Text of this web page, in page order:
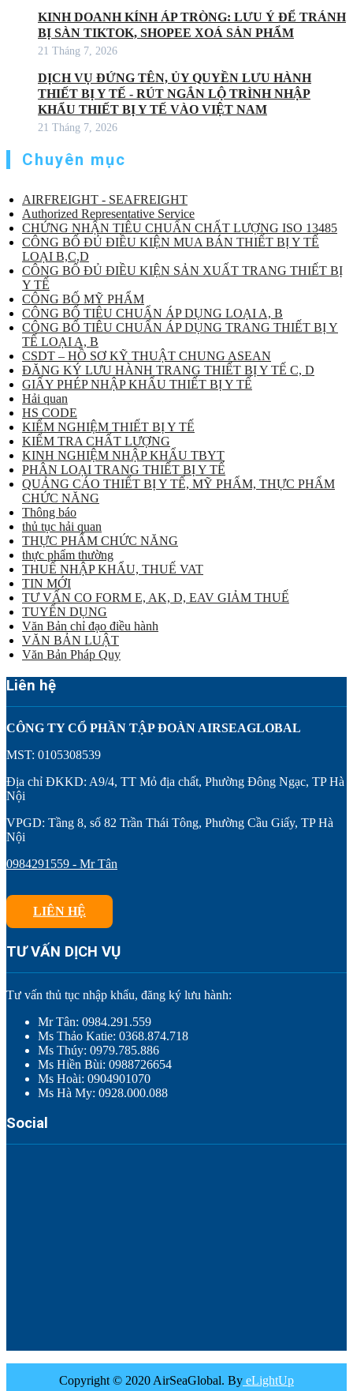
KINH DOANH KÍNH ÁP TRÒNG: LƯU Ý ĐỂ TRÁNH
BỊ SÀN TIKTOK, SHOPEE XOÁ SẢN PHẨM
21 Tháng 7, 2026
DỊCH VỤ ĐỨNG TÊN, ỦY QUYỀN LƯU HÀNH
THIẾT BỊ Y TẾ - RÚT NGẮN LỘ TRÌNH NHẬP
KHẨU THIẾT BỊ Y TẾ VÀO VIỆT NAM
21 Tháng 7, 2026
Chuyên mục
AIRFREIGHT - SEAFREIGHT
Authorized Representative Service
CHỨNG NHẬN TIÊU CHUẨN CHẤT LƯỢNG ISO 13485
CÔNG BỐ ĐỦ ĐIỀU KIỆN MUA BÁN THIẾT BỊ Y TẾ
LOẠI B,C,D
CÔNG BỐ ĐỦ ĐIỀU KIỆN SẢN XUẤT TRANG THIẾT BỊ
Y TẾ
CÔNG BỐ MỸ PHẨM
CÔNG BỐ TIÊU CHUẨN ÁP DỤNG LOẠI A, B
CÔNG BỐ TIÊU CHUẨN ÁP DỤNG TRANG THIẾT BỊ Y
TẾ LOẠI A, B
CSDT – HỒ SƠ KỸ THUẬT CHUNG ASEAN
ĐĂNG KÝ LƯU HÀNH TRANG THIẾT BỊ Y TẾ C, D
GIẤY PHÉP NHẬP KHẨU THIẾT BỊ Y TẾ
Hải quan
HS CODE
KIỂM NGHIỆM THIẾT BỊ Y TẾ
KIỂM TRA CHẤT LƯỢNG
KINH NGHIỆM NHẬP KHẨU TBYT
PHÂN LOẠI TRANG THIẾT BỊ Y TẾ
QUẢNG CÁO THIẾT BỊ Y TẾ, MỸ PHẨM, THỰC PHẨM
CHỨC NĂNG
Thông báo
thủ tục hải quan
THỰC PHẨM CHỨC NĂNG
thực phẩm thường
THUẾ NHẬP KHẨU, THUẾ VAT
TIN MỚI
TƯ VẤN CO FORM E, AK, D, EAV GIẢM THUẾ
TUYỂN DỤNG
Văn Bản chỉ đạo điều hành
VĂN BẢN LUẬT
Văn Bản Pháp Quy
Liên hệ
CÔNG TY CỔ PHẦN TẬP ĐOÀN AIRSEAGLOBAL
MST: 0105308539
Địa chỉ ĐKKD: A9/4, TT Mỏ địa chất, Phường Đông Ngạc, TP Hà
Nội
VPGD: Tầng 8, số 82 Trần Thái Tông, Phường Cầu Giấy, TP Hà
Nội
0984291559 - Mr Tân
LIÊN HỆ
TƯ VẤN DỊCH VỤ
Tư vấn thủ tục nhập khẩu, đăng ký lưu hành:
Mr Tân: 0984.291.559
Ms Thảo Katie: 0368.874.718
Ms Thúy: 0979.785.886
Ms Hiền Bùi: 0988726654
Ms Hoài: 0904901070
Ms Hà My: 0928.000.088
Social
Copyright © 2020 AirSeaGlobal. By eLightUp